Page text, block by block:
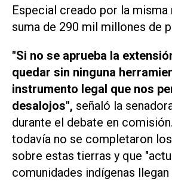
Especial creado por la misma
suma de 290 mil millones de
"Si no se aprueba la
quedar sin ninguna
instrumento legal que nos
desalojos", señaló la
durante el debate en
todavía no se completaron
sobre estas tierras y que
comunidades indígenas llegan